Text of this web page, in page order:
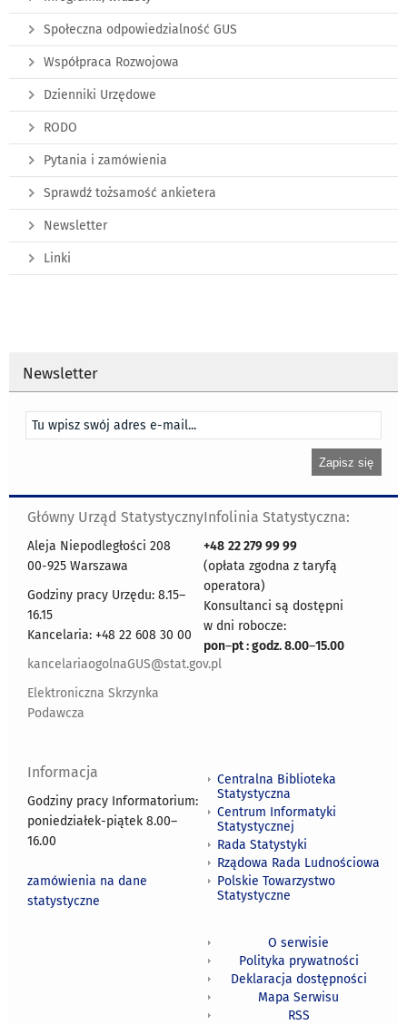
Społeczna odpowiedzialność GUS
Współpraca Rozwojowa
Dzienniki Urzędowe
RODO
Pytania i zamówienia
Sprawdź tożsamość ankietera
Newsletter
Linki
Newsletter
Główny Urząd Statystyczny
Aleja Niepodległości 208
00-925 Warszawa
Godziny pracy Urzędu: 8.15–
16.15
Kancelaria: +48 22 608 30 00
kancelariaogolnaGUS@stat.gov.pl
Elektroniczna Skrzynka
Podawcza
Infolinia Statystyczna:
+48 22 279 99 99
(opłata zgodna z taryfą
operatora)
Konsultanci są dostępni
w dni robocze:
pon–pt : godz. 8.00–15.00
Informacja
Godziny pracy Informatorium:
poniedziałek-piątek 8.00–
16.00
zamówienia na dane
statystyczne
Centralna Biblioteka
Statystyczna
Centrum Informatyki
Statystycznej
Rada Statystyki
Rządowa Rada Ludnościowa
Polskie Towarzystwo
Statystyczne
O serwisie
Polityka prywatności
Deklaracja dostępności
Mapa Serwisu
RSS